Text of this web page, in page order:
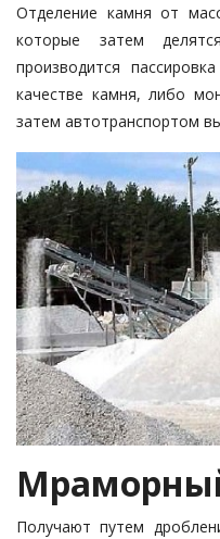
Отделение камня от
которые затем
производится
качестве камня, либо
затем автотранспортом
Получают путем